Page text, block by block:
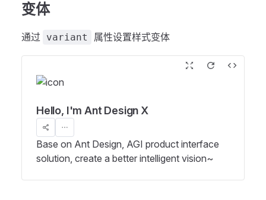
变体
通过 variant 属性设置样式变体
Hello, I'm Ant Design X
Base on Ant Design, AGI product interface
solution, create a better intelligent vision~